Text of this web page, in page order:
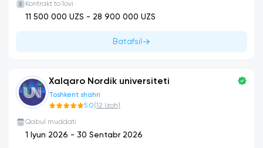
Kontrakt to'lovi
11 500 000 UZS - 28 900 000 UZS
Batafsil
Xalqaro Nordik universiteti
Toshkent shahri
5.0(12 Izoh)
Qabul muddati
1 Iyun 2026 - 30 Sentabr 2026